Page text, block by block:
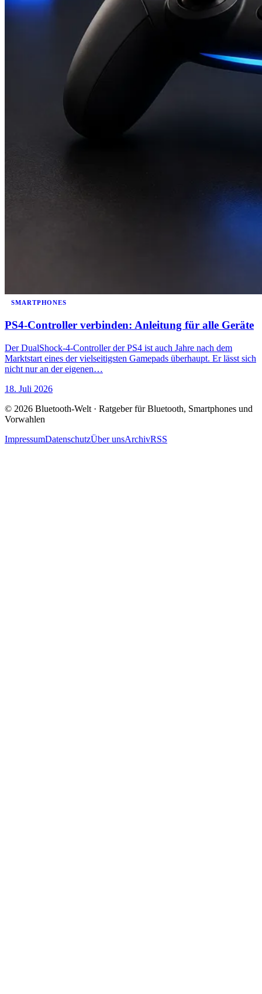
SMARTPHONES
PS4-Controller verbinden: Anleitung für alle Geräte
Der DualShock-4-Controller der PS4 ist auch Jahre nach dem
Marktstart eines der vielseitigsten Gamepads überhaupt. Er lässt sich
nicht nur an der eigenen…
18. Juli 2026
© 2026 Bluetooth-Welt · Ratgeber für Bluetooth, Smartphones und
Vorwahlen
ImpressumDatenschutzÜber unsArchivRSS